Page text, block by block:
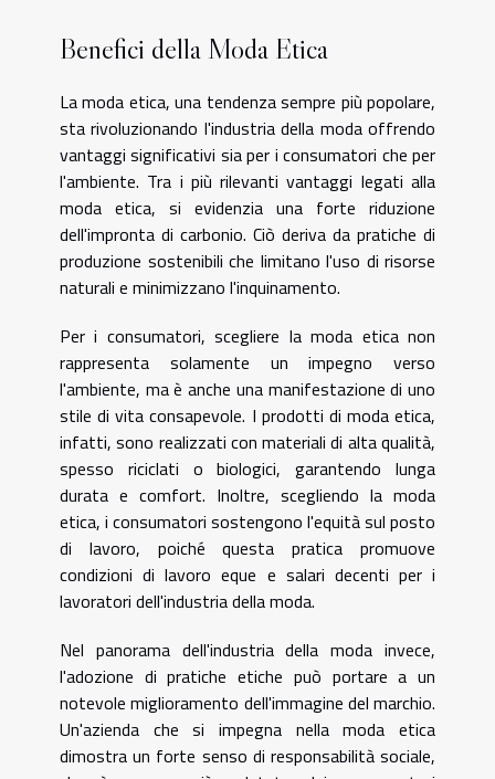
Benefici della Moda Etica
La moda etica, una tendenza sempre più popolare,
sta rivoluzionando l'industria della moda offrendo
vantaggi significativi sia per i consumatori che per
l'ambiente. Tra i più rilevanti vantaggi legati alla
moda etica, si evidenzia una forte riduzione
dell'impronta di carbonio. Ciò deriva da pratiche di
produzione sostenibili che limitano l'uso di risorse
naturali e minimizzano l'inquinamento.
Per i consumatori, scegliere la moda etica non
rappresenta solamente un impegno verso
l'ambiente, ma è anche una manifestazione di uno
stile di vita consapevole. I prodotti di moda etica,
infatti, sono realizzati con materiali di alta qualità,
spesso riciclati o biologici, garantendo lunga
durata e comfort. Inoltre, scegliendo la moda
etica, i consumatori sostengono l'equità sul posto
di lavoro, poiché questa pratica promuove
condizioni di lavoro eque e salari decenti per i
lavoratori dell'industria della moda.
Nel panorama dell'industria della moda invece,
l'adozione di pratiche etiche può portare a un
notevole miglioramento dell'immagine del marchio.
Un'azienda che si impegna nella moda etica
dimostra un forte senso di responsabilità sociale,